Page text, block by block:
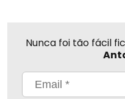
Nunca foi tão fácil